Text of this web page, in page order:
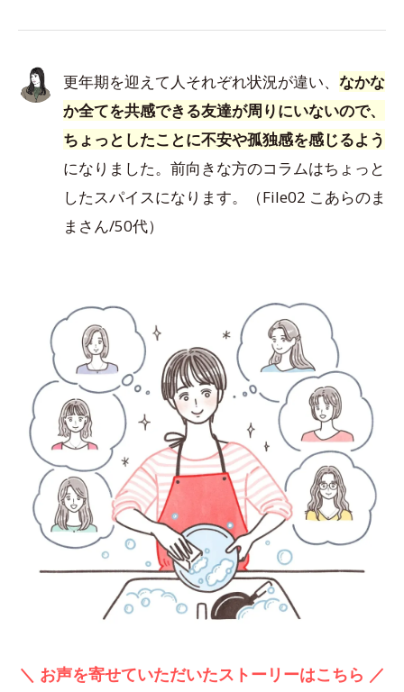
更年期を迎えて人それぞれ状況が違い、 なかな
か全てを共感できる友達が周りにいないので、
ちょっとしたことに不安や孤独感を感じるよう
になりました。前向きな方のコラムはちょっと
したスパイスになります。（File02 こあらのま
まさん/50代）
＼ お声を寄せていただいたストーリーはこちら ／